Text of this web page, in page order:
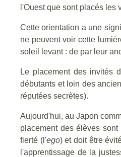
l'Ouest que sont placés
Cette orientation a une
ne peuvent voir cette
soleil levant : de par leur
Le placement des invités
débutants et loin des
réputées secrètes).
Aujourd'hui, au Japon
placement des élèves
fierté (l'ego) et doit être
l'apprentissage de la